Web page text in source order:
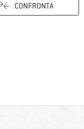
CONFRONTA
politica di recesso qui